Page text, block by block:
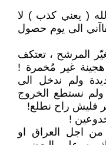
( يعني كذب ) لا
الى يوم حصول
المرشح ، تعتكف
غير مُخمرة !
ولم ندخل الى
ولم نستطع الخروج
فليش راح نطلع!
!
اجل العراق او